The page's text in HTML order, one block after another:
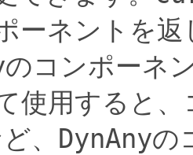
ーネントを返
のコンポーネ
使用すると
、 DynAnyの